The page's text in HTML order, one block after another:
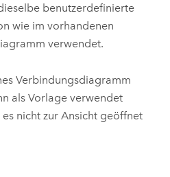
benutzerdefinierte
wie im vorhandenen
verwendet.
Verbindungsdiagramm
als Vorlage verwendet
nicht zur Ansicht geöffnet